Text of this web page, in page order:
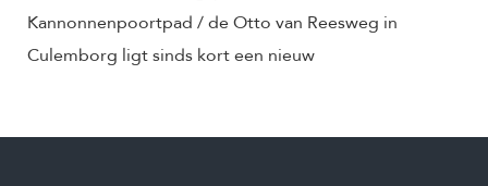
Kannonnenpoortpad / de Otto van Reesweg in
Culemborg ligt sinds kort een nieuw